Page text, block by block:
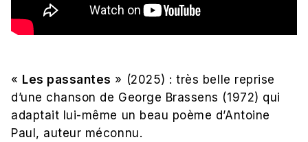
« Les passantes » (2025) : très belle reprise
d’une chanson de George Brassens (1972) qui
adaptait lui-même un beau poème d’Antoine
Paul, auteur méconnu.